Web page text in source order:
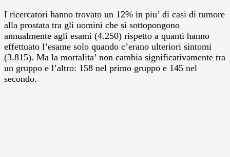
I ricercatori hanno trovato un 12% in piu’ di casi di tumore
alla prostata tra gli uomini che si sottopongono
annualmente agli esami (4.250) rispetto a quanti hanno
effettuato l’esame solo quando c’erano ulteriori sintomi
(3.815). Ma la mortalita’ non cambia significativamente tra
un gruppo e l’altro: 158 nel primo gruppo e 145 nel
secondo.